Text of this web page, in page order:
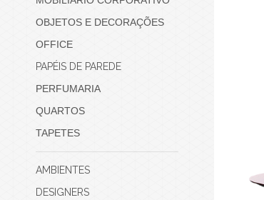
OBJETOS E DECORAÇÕES
OFFICE
PAPÉIS DE PAREDE
PERFUMARIA
QUARTOS
TAPETES
AMBIENTES
DESIGNERS